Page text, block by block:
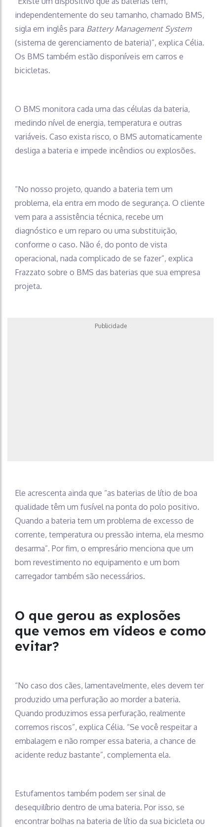
independentemente do seu tamanho, chamado BMS,
sigla em inglês para Battery Management System
(sistema de gerenciamento de bateria)”, explica Célia.
Os BMS também estão disponíveis em carros e
bicicletas.
O BMS monitora cada uma das células da bateria,
medindo nível de energia, temperatura e outras
variáveis. Caso exista risco, o BMS automaticamente
desliga a bateria e impede incêndios ou explosões.
“No nosso projeto, quando a bateria tem um
problema, ela entra em modo de segurança. O cliente
vem para a assistência técnica, recebe um
diagnóstico e um reparo ou uma substituição,
conforme o caso. Não é, do ponto de vista
operacional, nada complicado de se fazer”, explica
Frazzato sobre o BMS das baterias que sua empresa
projeta.
Publicidade
Ele acrescenta ainda que “as baterias de lítio de boa
qualidade têm um fusível na ponta do polo positivo.
Quando a bateria tem um problema de excesso de
corrente, temperatura ou pressão interna, ela mesmo
desarma”. Por fim, o empresário menciona que um
bom revestimento no equipamento e um bom
carregador também são necessários.
O que gerou as explosões
que vemos em vídeos e como
evitar?
“No caso dos cães, lamentavelmente, eles devem ter
produzido uma perfuração ao morder a bateria.
Quando produzimos essa perfuração, realmente
corremos riscos”, explica Célia. “Se você respeitar a
embalagem e não romper essa bateria, a chance de
acidente reduz bastante”, complementa ela.
Estufamentos também podem ser sinal de
desequilíbrio dentro de uma bateria. Por isso, se
encontrar bolhas na bateria de lítio da sua bicicleta ou